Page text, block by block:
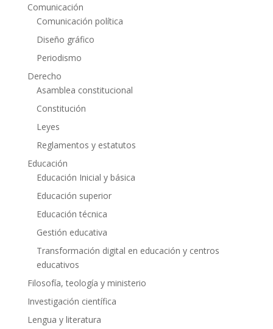
Comunicación
Comunicación política
Diseño gráfico
Periodismo
Derecho
Asamblea constitucional
Constitución
Leyes
Reglamentos y estatutos
Educación
Educación Inicial y básica
Educación superior
Educación técnica
Gestión educativa
Transformación digital en educación y centros
educativos
Filosofía, teología y ministerio
Investigación científica
Lengua y literatura